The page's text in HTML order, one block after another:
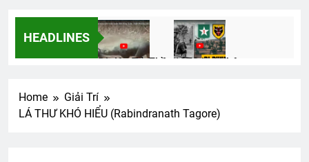
HEADLINES
Đi dây Tử Thần 1972 Lai Khê
Home
Giải Trí
LÁ THƯ KHÓ HIỂU (Rabindranath Tagore)